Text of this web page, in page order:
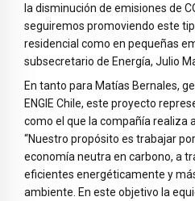
la disminución de emisiones de
seguiremos promoviendo este
residencial como en pequeñas
subsecretario de Energía, Julio
En tanto para Matías Bernales,
ENGIE Chile, este proyecto
como el que la compañía realiza
“Nuestro propósito es trabajar
economía neutra en carbono, a
eficientes energéticamente y
ambiente. En este objetivo la